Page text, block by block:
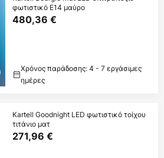
φωτιστικό E14 μαύρο
480,36 €
Χρόνος παράδοσης: 4 - 7 εργάσιμες
ημέρες
Kartell Goodnight LED φωτιστικό τοίχου
τιτάνιο ματ
271,96 €